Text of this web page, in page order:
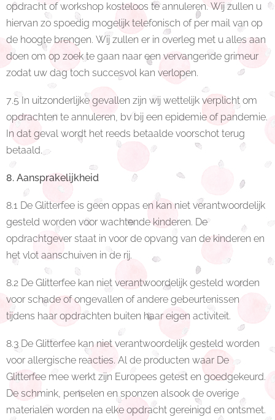
opdracht of workshop kosteloos te annuleren. Wij zullen u
hiervan zo spoedig mogelijk telefonisch of per mail van op
de hoogte brengen. Wij zullen er in overleg met u alles aan
doen om op zoek te gaan naar een vervangende grimeur
zodat uw dag toch succesvol kan verlopen.
7.5 In uitzonderlijke gevallen zijn wij wettelijk verplicht om
opdrachten te annuleren, bv bij een epidemie of pandemie.
In dat geval wordt het reeds betaalde voorschot terug
betaald.
8. Aansprakelijkheid
8.1 De Glitterfee is geen oppas en kan niet verantwoordelijk
gesteld worden voor wachtende kinderen. De
opdrachtgever staat in voor de opvang van de kinderen en
het vlot aanschuiven in de rij.
8.2 De Glitterfee kan niet verantwoordelijk gesteld worden
voor schade of ongevallen of andere gebeurtenissen
tijdens haar opdrachten buiten haar eigen activiteit.
8.3 De Glitterfee kan niet verantwoordelijk gesteld worden
voor allergische reacties. Al de producten waar De
Glitterfee mee werkt zijn Europees getest en goedgekeurd.
De schmink, penselen en sponzen alsook de overige
materialen worden na elke opdracht gereinigd en ontsmet.